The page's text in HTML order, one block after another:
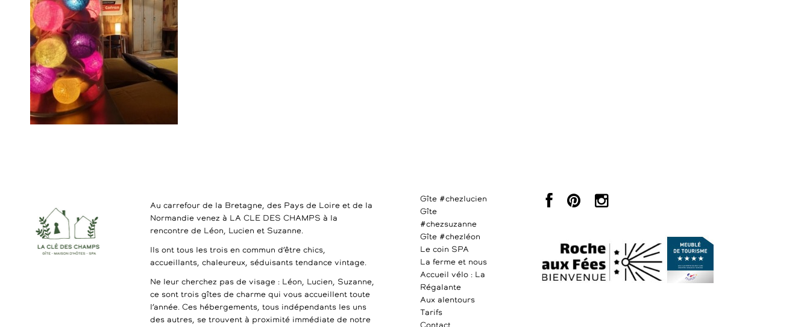
Au carrefour de la Bretagne, des Pays de Loire et de la
Normandie venez à LA CLE DES CHAMPS à la
rencontre de Léon, Lucien et Suzanne.
Ils ont tous les trois en commun d’être chics,
accueillants, chaleureux, séduisants tendance vintage.
Ne leur cherchez pas de visage : Léon, Lucien, Suzanne,
ce sont trois gîtes de charme qui vous accueillent toute
l’année. Ces hébergements, tous indépendants les uns
des autres, se trouvent à proximité immédiate de notre
Gîte #chezlucien
Gîte
#chezsuzanne
Gîte #chezléon
Le coin SPA
La ferme et nous
Accueil vélo : La
Régalante
Aux alentours
Tarifs